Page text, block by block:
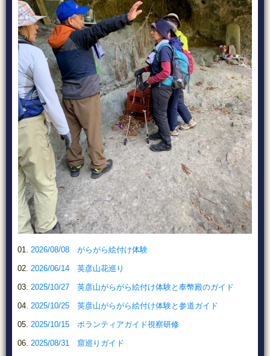
2026/08/08 がらがら絵付け体験
2026/06/14 英彦山花巡り
2025/10/27 英彦山がらがら絵付け体験と奉幣殿のガイド
2025/10/25 英彦山がらがら絵付け体験と参道ガイド
2025/10/15 ボランティアガイド視察研修
2025/08/31 窟巡りガイド